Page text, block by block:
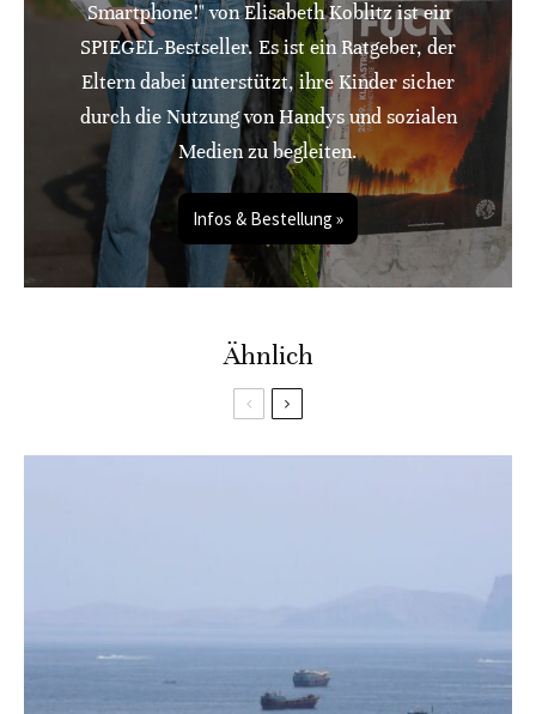
Smartphone!" von Elisabeth Koblitz ist ein
SPIEGEL-Bestseller. Es ist ein Ratgeber, der
Eltern dabei unterstützt, ihre Kinder sicher
durch die Nutzung von Handys und sozialen
Medien zu begleiten.
Infos & Bestellung »
Ähnlich